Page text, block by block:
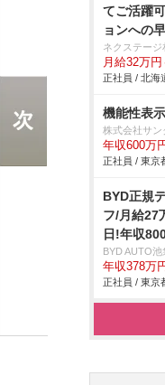
てご活躍
ョンへの
ネクステージ
月給32万
正社員 / 北海
機能性表
株式会社サン
年収600万
正社員 / 東京
BYD正規
フ/月給27
日!年収
BYD AUTO池
年収378万
正社員 / 東京